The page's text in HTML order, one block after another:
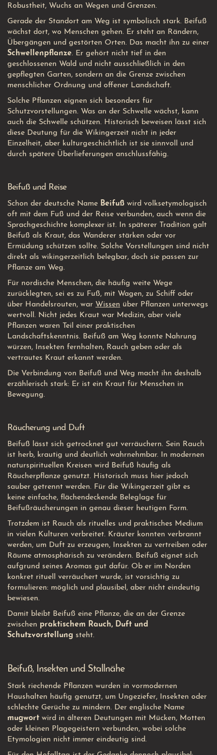
Robustheit, Wuchs an Wegen und Grenzen.
Gerade der Standort am Weg ist symbolisch stark. Beifuß
wächst dort, wo Menschen gehen. Er steht an Rändern,
Übergängen und gestörten Orten. Das macht ihn zu einer
Schwellenpflanze. Er gehört nicht tief in den
geschlossenen Wald und nicht ausschließlich in den
gepflegten Garten, sondern an die Grenze zwischen
menschlicher Ordnung und offener Landschaft.
Solche Pflanzen eignen sich besonders für
Schutzvorstellungen. Was an der Schwelle wächst, kann
auch die Schwelle schützen. Historisch beweisen lässt sich
diese Deutung für die Wikingerzeit nicht in jeder
Einzelheit, aber kulturgeschichtlich ist sie sinnvoll und
durch spätere Überlieferungen anschlussfähig.
Beifuß und Reise
Schon der deutsche Name Beifuß wird volksetymologisch
oft mit dem Fuß und der Reise verbunden, auch wenn die
Sprachgeschichte komplexer ist. In späterer Tradition galt
Beifuß als Kraut, das Wanderer stärken oder vor
Ermüdung schützen sollte. Solche Vorstellungen sind nicht
direkt als wikingerzeitlich belegbar, doch sie passen zur
Pflanze am Weg.
Für nordische Menschen, die häufig weite Wege
zurücklegten, sei es zu Fuß, mit Wagen, zu Schiff oder
über Handelsrouten, war Wissen über Pflanzen unterwegs
wertvoll. Nicht jedes Kraut war Medizin, aber viele
Pflanzen waren Teil einer praktischen
Landschaftskenntnis. Beifuß am Weg konnte Nahrung
würzen, Insekten fernhalten, Rauch geben oder als
vertrautes Kraut erkannt werden.
Die Verbindung von Beifuß und Weg macht ihn deshalb
erzählerisch stark: Er ist ein Kraut für Menschen in
Bewegung.
Räucherung und Duft
Beifuß lässt sich getrocknet gut verräuchern. Sein Rauch
ist herb, krautig und deutlich wahrnehmbar. In modernen
naturspirituellen Kreisen wird Beifuß häufig als
Räucherpflanze genutzt. Historisch muss hier jedoch
sauber getrennt werden. Für die Wikingerzeit gibt es
keine einfache, flächendeckende Beleglage für
Beifußräucherungen in genau dieser heutigen Form.
Trotzdem ist Rauch als rituelles und praktisches Medium
in vielen Kulturen verbreitet. Kräuter konnten verbrannt
werden, um Duft zu erzeugen, Insekten zu vertreiben oder
Räume atmosphärisch zu verändern. Beifuß eignet sich
aufgrund seines Aromas gut dafür. Ob er im Norden
konkret rituell verräuchert wurde, ist vorsichtig zu
formulieren: möglich und plausibel, aber nicht eindeutig
bewiesen.
Damit bleibt Beifuß eine Pflanze, die an der Grenze
zwischen praktischem Rauch, Duft und
Schutzvorstellung steht.
Beifuß, Insekten und Stallnähe
Stark riechende Pflanzen wurden in vormodernen
Haushalten häufig genutzt, um Ungeziefer, Insekten oder
schlechte Gerüche zu mindern. Der englische Name
mugwort wird in älteren Deutungen mit Mücken, Motten
oder kleinen Plagegeistern verbunden, wobei solche
Etymologien nicht immer eindeutig sind.